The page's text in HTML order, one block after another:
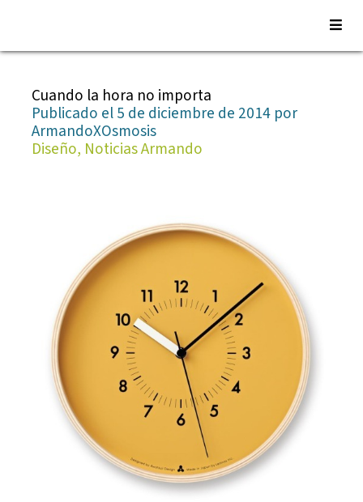
Saltar
contenidoCuando la hora no importa
Publicado el 5 de diciembre de 2014 por
ArmandoXOsmosis
Diseño, Noticias Armando